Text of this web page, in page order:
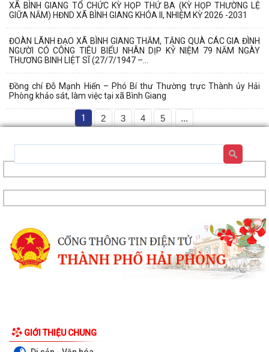
XÃ BÌNH GIANG TỔ CHỨC KỲ HỌP THỨ BA (KỲ HỌP THƯỜNG LỆ
GIỮA NĂM) HĐND XÃ BÌNH GIANG KHÓA II, NHIỆM KỲ 2026 -2031
ĐOÀN LÃNH ĐẠO XÃ BÌNH GIANG THĂM, TẶNG QUÀ CÁC GIA ĐÌNH
NGƯỜI CÓ CÔNG TIÊU BIỂU NHÂN DỊP KỶ NIỆM 79 NĂM NGÀY
THƯƠNG BINH LIỆT SĨ (27/7/1947 –...
Đồng chí Đỗ Mạnh Hiến – Phó Bí thư Thường trực Thành ủy Hải
Phòng khảo sát, làm việc tại xã Bình Giang
1 2 3 4 5 ...
GIỚI THIỆU CHUNG
Về việc danh mục TTHC đã cung cấp DVCTT và TTHC chưa đủ điều